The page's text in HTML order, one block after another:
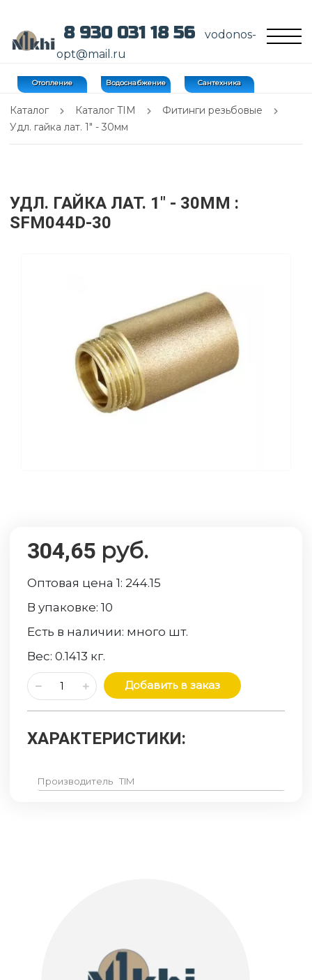
8 930 031 18 56
vodonos-
opt@mail.ru
Отопление Водоснабжение Сантехника
Каталог Каталог TIM
Фитинги резьбовые
Удл. гайка лат. 1" - 30мм
УДЛ. ГАЙКА ЛАТ. 1" - 30ММ :
SFM044D-30
304,65 руб.
Оптовая цена 1: 244.15
В упаковке:10
Есть в наличии: много шт.
Вес:0.1413 кг.
Добавить в заказ
ХАРАКТЕРИСТИКИ:
Производитель TIM